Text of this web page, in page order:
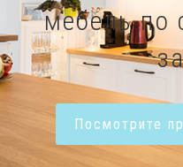
мебель по
Посмотрите